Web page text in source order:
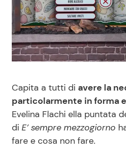
Benessere
Casa
Moda e Style
Mondo Mamma
News benessere
Salute
Capita a tutti di avere la
particolarmente in forma
Evelina Flachi ella puntata
di E’ sempre mezzogiorno
fare e cosa non fare.